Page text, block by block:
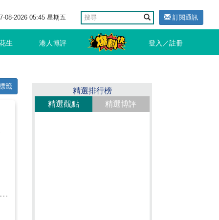
08-2026 05:45 星期五 訂閱通訊
生 港人博評 登入／註冊
籤
精選排行榜
精選觀點
精選博評